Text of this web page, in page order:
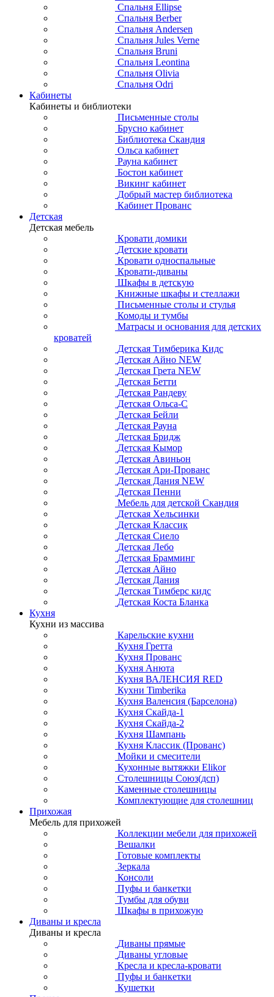
Спальня Ellipse
Спальня Berber
Спальня Andersen
Спальня Jules Verne
Спальня Bruni
Спальня Leontina
Спальня Olivia
Спальня Odri
Кабинеты
Кабинеты и библиотеки
Письменные столы
Брусно кабинет
Библиотека Скандия
Ольса кабинет
Рауна кабинет
Бостон кабинет
Викинг кабинет
Добрый мастер библиотека
Кабинет Прованс
Детская
Детская мебель
Кровати домики
Детские кровати
Кровати односпальные
Кровати-диваны
Шкафы в детскую
Книжные шкафы и стеллажи
Письменные столы и стулья
Комоды и тумбы
Матрасы и основания для детских
кроватей
Детская Тимберика Кидс
Детская Айно NEW
Детская Грета NEW
Детская Бетти
Детская Рандеву
Детская Ольса-С
Детская Бейли
Детская Рауна
Детская Бридж
Детская Кымор
Детская Авиньон
Детская Ари-Прованс
Детская Дания NEW
Детская Пенни
Мебель для детской Скандия
Детская Хельсинки
Детская Классик
Детская Сиело
Детская Лебо
Детская Брамминг
Детская Айно
Детская Дания
Детская Тимберс кидс
Детская Коста Бланка
Кухня
Кухни из массива
Карельские кухни
Кухня Гретта
Кухня Прованс
Кухня Анюта
Кухня ВАЛЕНСИЯ RED
Кухни Timberika
Кухня Валенсия (Барселона)
Кухня Скайда-1
Кухня Скайда-2
Кухня Шампань
Кухня Классик (Прованс)
Мойки и смесители
Кухонные вытяжки Elikor
Столешницы Союз(дсп)
Каменные столешницы
Комплектующие для столешниц
Прихожая
Мебель для прихожей
Коллекции мебели для прихожей
Вешалки
Готовые комплекты
Зеркала
Консоли
Пуфы и банкетки
Тумбы для обуви
Шкафы в прихожую
Диваны и кресла
Диваны и кресла
Диваны прямые
Диваны угловые
Кресла и кресла-кровати
Пуфы и банкетки
Кушетки